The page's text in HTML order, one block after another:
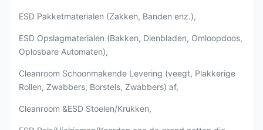
ESD Pakketmaterialen (Zakken, Banden enz.),
ESD Opslagmaterialen (Bakken, Dienbladen, Omloopdoos,
Oplosbare Automaten),
Cleanroom Schoonmakende Levering (veegt, Plakkerige
Rollen, Zwabbers, Borstels, Zwabbers) af,
Cleanroom &ESD Stoelen/Krukken,